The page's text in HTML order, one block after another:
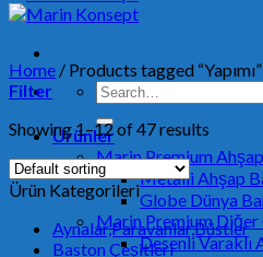
Search
for:
Ürünler
Marin Premium
Metalli Ahşap
Globe Dünya
Marin Premium
Desenli Varaklı
Home / Products tagged “Yapımı”
Filter
Showing 1–12 of 47 results
Ürün Kategorileri
Aynalar,Paravanlar,Büstler
Baston Çeşitleri